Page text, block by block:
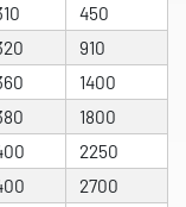
450
910
1400
1800
2250
2700